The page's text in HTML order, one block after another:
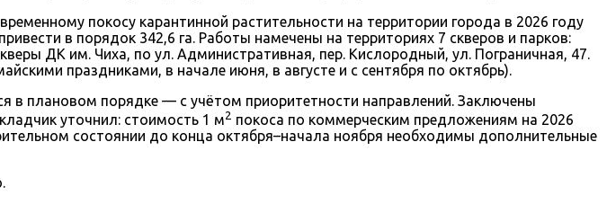
покосу карантинной растительности на территории города в 2026 году
в порядок 342,6 га. Работы намечены на территориях 7 скверов и парков:
ДК им. Чиха, по ул. Административная, пер. Кислородный, ул. Пограничная, 47.
праздниками, в начале июня, в августе и с сентября по октябрь).
в плановом порядке — с учётом приоритетности направлений. Заключены
уточнил: стоимость 1 м2 покоса по коммерческим предложениям на 2026
состоянии до конца октября–начала ноября необходимы дополнительные